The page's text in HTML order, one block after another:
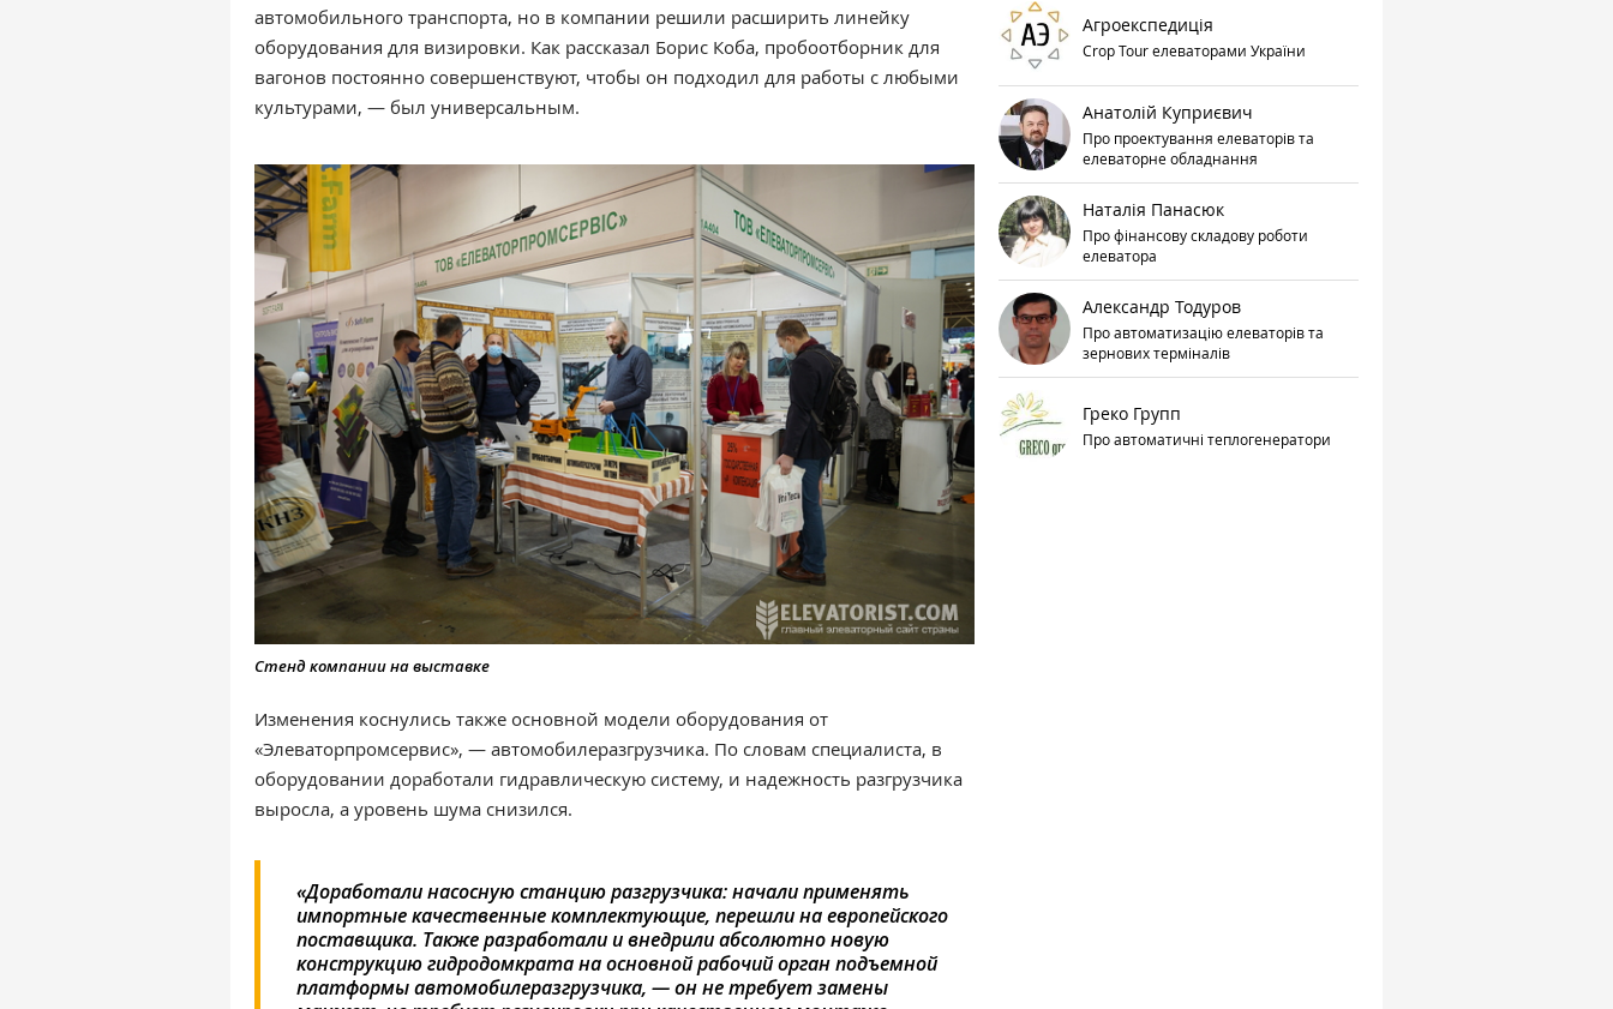
автомобильного транспорта, но в компании решили расширить линейку
оборудования для визировки. Как рассказал Борис Коба, пробоотборник для
вагонов постоянно совершенствуют, чтобы он подходил для работы с любыми
культурами, — был универсальным.
Стенд компании на выставке
Изменения коснулись также основной модели оборудования от
«Элеваторпромсервис», — автомобилеразгрузчика. По словам специалиста, в
оборудовании доработали гидравлическую систему, и надежность разгрузчика
выросла, а уровень шума снизился.
«Доработали насосную станцию разгрузчика: начали применять
импортные качественные комплектующие, перешли на европейского
поставщика. Также разработали и внедрили абсолютно новую
конструкцию гидродомкрата на основной рабочий орган подъемной
платформы автомобилеразгрузчика, — он не требует замены
Агроекспедиція
Crop Tour елеваторами України
Анатолій Куприєвич
Про проектування елеваторів та
елеваторне обладнання
Наталія Панасюк
Про фінансову складову роботи
елеватора
Александр Тодуров
Про автоматизацію елеваторів та
зернових терміналів
Греко Групп
Про автоматичні теплогенератори